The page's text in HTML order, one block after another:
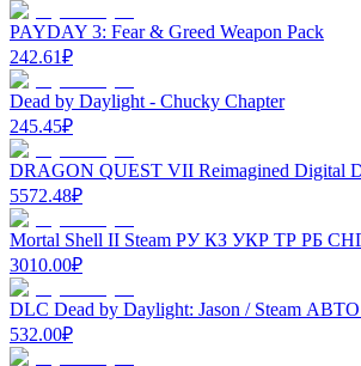
PAYDAY 3: Fear & Greed Weapon Pack
242.61₽
Dead by Daylight - Chucky Chapter
245.45₽
DRAGON QUEST VII Reimagined Digital
5572.48₽
Mortal Shell II Steam РУ КЗ УКР ТР РБ СНГ
3010.00₽
DLC Dead by Daylight: Jason / Steam
532.00₽